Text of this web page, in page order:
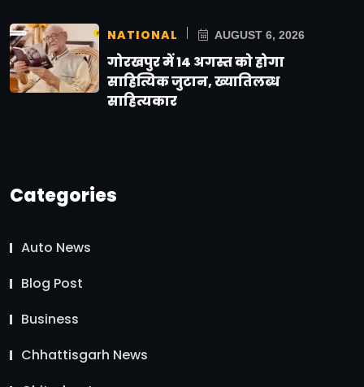
NATIONAL AUGUST 6, 2026
गोरखपुर में 14 अगस्त को होगा
साहित्यिक जुटान, ख्यातिलब्ध
साहित्यकार
Categories
Auto News
Blog Post
Business
Chhattisgarh News